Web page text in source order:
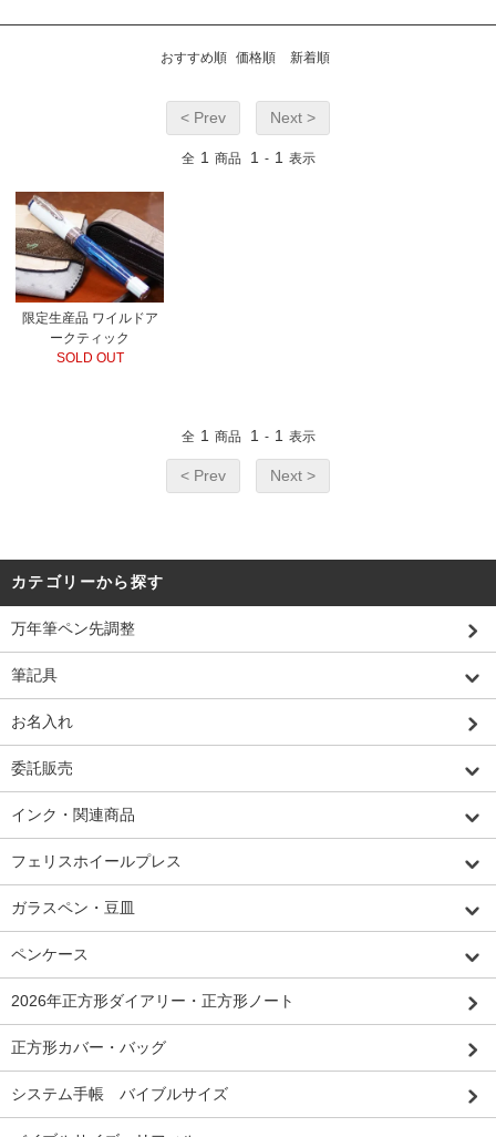
おすすめ順 価格順 新着順
< Prev Next >
全 1 商品 1 - 1 表示
限定生産品 ワイルドア
ークティック
SOLD OUT
全 1 商品 1 - 1 表示
< Prev Next >
カテゴリーから探す
万年筆ペン先調整
筆記具
お名入れ
委託販売
インク・関連商品
フェリスホイールプレス
ガラスペン・豆皿
ペンケース
2026年正方形ダイアリー・正方形ノート
正方形カバー・バッグ
システム手帳 バイブルサイズ